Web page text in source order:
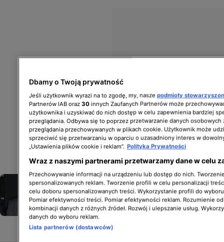
Andrzej Morozowski nie spocznie
na warszawskich Powązkach. Jego
grób znajdzie się obok cenionego
aktora
GWIAZDY
Dbamy o Twoją prywatność
Jeśli użytkownik wyrazi na to zgodę, my, nasze podmioty
Partnerów IAB oraz 30 innych Zaufanych Partnerów może
użytkownika i uzyskiwać do nich dostęp w celu zapewnienia bardziej
przeglądania. Odbywa się to poprzez przetwarzanie danych osobowych
przeglądania przechowywanych w plikach cookie. Użytkownik może
sprzeciwić się przetwarzaniu w oparciu o uzasadniony interes w
„Ustawienia plików cookie i reklam”. Polityka Prywatności
Wraz z naszymi partnerami przetwarzamy dane w celu
Przechowywanie informacji na urządzeniu lub dostęp do nich.
spersonalizowanych reklam. Tworzenie profili w celu personalizacji
celu doboru spersonalizowanych treści. Wykorzystanie profili do
Pomiar efektywności treści. Pomiar efektywności reklam. Rozumienie
kombinacji danych z różnych źródeł. Rozwój i ulepszanie usług.
danych do wyboru reklam.
Lista partnerów (dostawców)